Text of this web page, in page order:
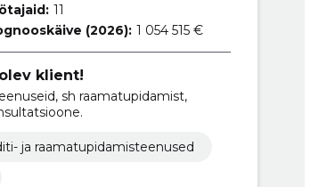
11
(2026): 1 054 515 €
klient!
sh raamatupidamist,
ja raamatupidamisteenused